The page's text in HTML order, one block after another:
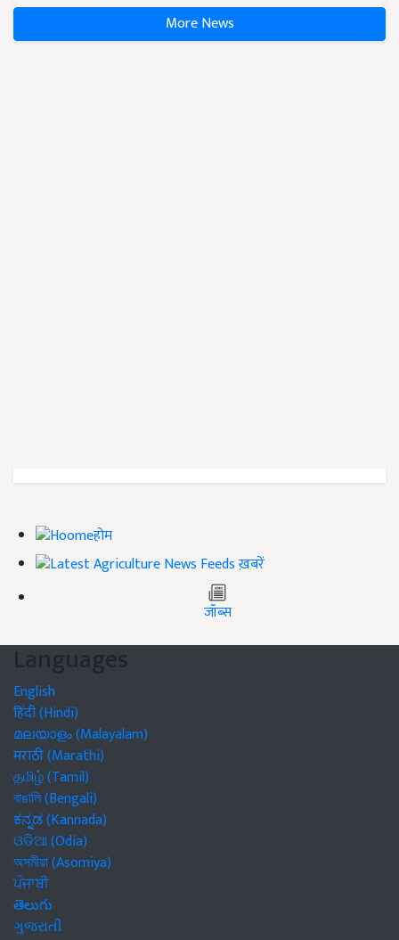
More News
होम
ख़बरें
जॉब्स
Languages
English
हिंदी (Hindi)
മലയാളം (Malayalam)
मराठी (Marathi)
தமிழ் (Tamil)
বাঙালি (Bengali)
ಕನ್ನಡ (Kannada)
ଓଡିଆ (Odia)
অসমীয়া (Asomiya)
ਪੰਜਾਬੀ
తెలుగు
ગુજરાતી